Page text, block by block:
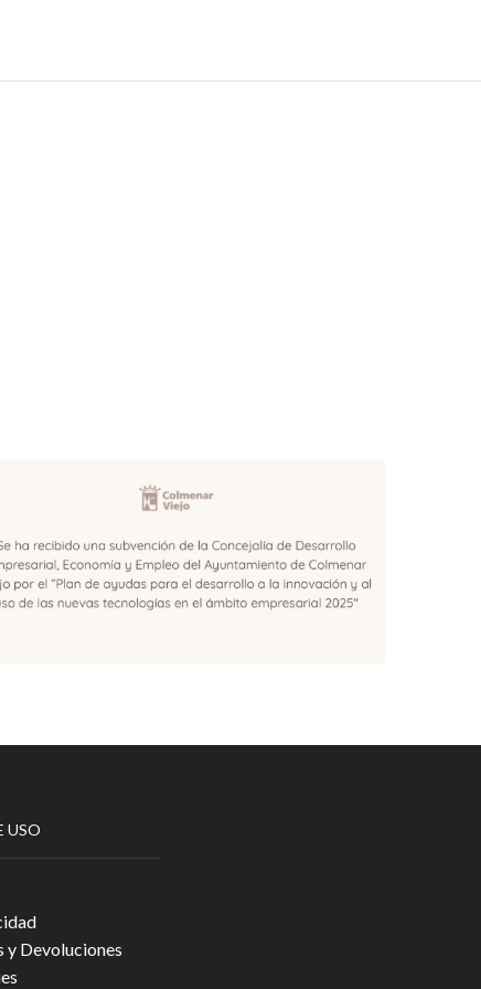
USO
y Devoluciones